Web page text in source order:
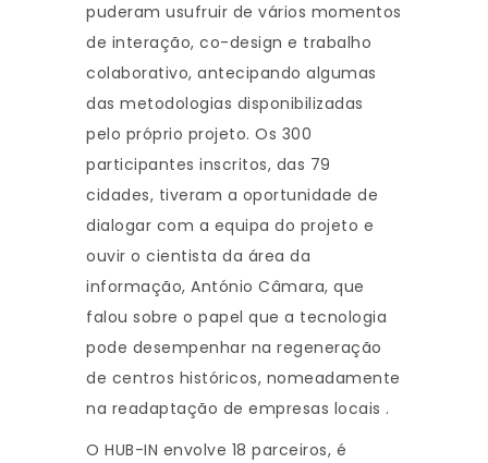
puderam usufruir de vários momentos
de interação, co-design e trabalho
colaborativo, antecipando algumas
das metodologias disponibilizadas
pelo próprio projeto. Os 300
participantes inscritos, das 79
cidades, tiveram a oportunidade de
dialogar com a equipa do projeto e
ouvir o cientista da área da
informação, António Câmara, que
falou sobre o papel que a tecnologia
pode desempenhar na regeneração
de centros históricos, nomeadamente
na readaptação de empresas locais .
O HUB-IN envolve 18 parceiros, é